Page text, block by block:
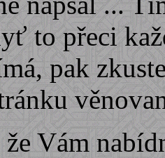
to přeci
pak
že Vám